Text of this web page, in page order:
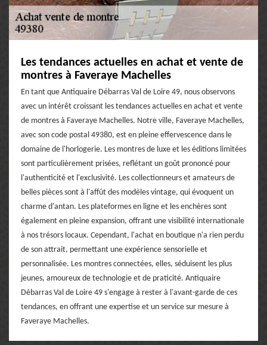
Les tendances actuelles en achat et vente de
montres à Faveraye Machelles
En tant que Antiquaire Débarras Val de Loire 49, nous observons
avec un intérêt croissant les tendances actuelles en achat et vente
de montres à Faveraye Machelles. Notre ville, Faveraye Machelles,
avec son code postal 49380, est en pleine effervescence dans le
domaine de l'horlogerie. Les montres de luxe et les éditions limitées
sont particulièrement prisées, reflétant un goût prononcé pour
l'authenticité et l'exclusivité. Les collectionneurs et amateurs de
belles pièces sont à l'affût des modèles vintage, qui évoquent un
charme d'antan. Les plateformes en ligne et les enchères sont
également en pleine expansion, offrant une visibilité internationale
à nos trésors locaux. Cependant, l'achat en boutique n'a rien perdu
de son attrait, permettant une expérience sensorielle et
personnalisée. Les montres connectées, elles, séduisent les plus
jeunes, amoureux de technologie et de praticité. Antiquaire
Débarras Val de Loire 49 s'engage à rester à l'avant-garde de ces
tendances, en offrant une expertise et un service sur mesure à
Faveraye Machelles.